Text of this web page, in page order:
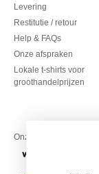
Levering
Restitutie / retour
Help & FAQs
Onze afspraken
Lokale t-shirts voor
groothandelprijzen
Onze financiële